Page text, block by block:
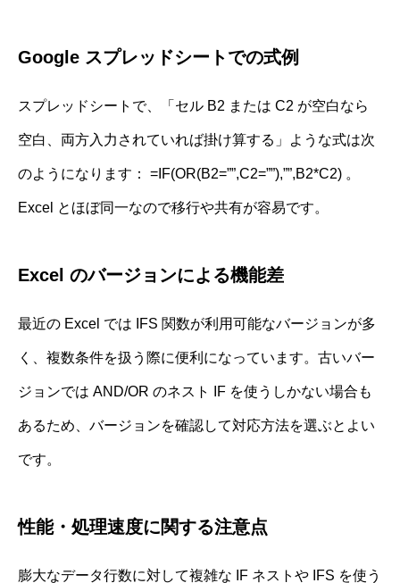
Google スプレッドシートでの式例
スプレッドシートで、「セル B2 または C2 が空白なら
空白、両方入力されていれば掛け算する」ような式は次
のようになります： =IF(OR(B2=””,C2=””),””,B2*C2) 。
Excel とほぼ同一なので移行や共有が容易です。
Excel のバージョンによる機能差
最近の Excel では IFS 関数が利用可能なバージョンが多
く、複数条件を扱う際に便利になっています。古いバー
ジョンでは AND/OR のネスト IF を使うしかない場合も
あるため、バージョンを確認して対応方法を選ぶとよい
です。
性能・処理速度に関する注意点
膨大なデータ行数に対して複雑な IF ネストや IFS を使う